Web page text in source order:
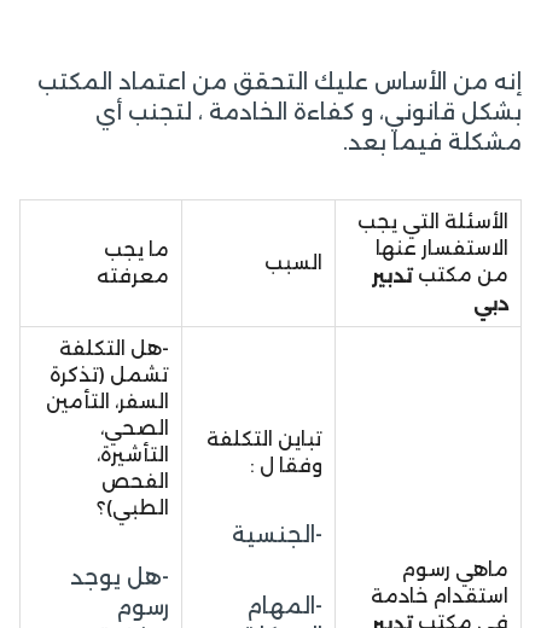
إنه من الأساس عليك التحقق من اعتماد المكتب
بشكل قانوني، و كفاءة الخادمة ، لتجنب أي
مشكلة فيما بعد.
الأسئلة التي يجب
الاستفسار عنها
من مكتبتدبير
دبي
السبب
ما يجب
معرفته
ماهي رسوم
استقدام خادمة
في مكتب
تباين التكلفة
وفقا ل :
-الجنسية
-المهام
-هل التكلفة
تشمل (تذكرة
السفر، التأمين
الصحي،
التأشيرة،
الفحص
الطبي)؟
-هل يوجد
رسوم